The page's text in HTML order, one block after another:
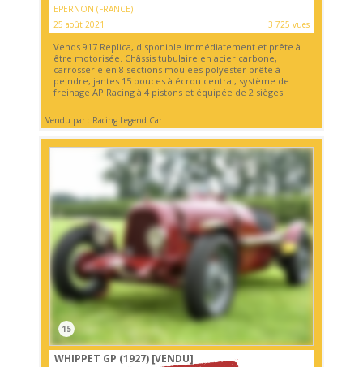
EPERNON (FRANCE)
25 août 2021
3 725 vues
Vends 917 Replica, disponible immédiatement et prête à
être motorisée. Châssis tubulaire en acier carbone,
carrosserie en 8 sections moulées polyester prête à
peindre, jantes 15 pouces à écrou central, système de
freinage AP Racing à 4 pistons et équipée de 2 sièges.
Vendu par : Racing Legend Car
15
WHIPPET GP (1927) [VENDU]